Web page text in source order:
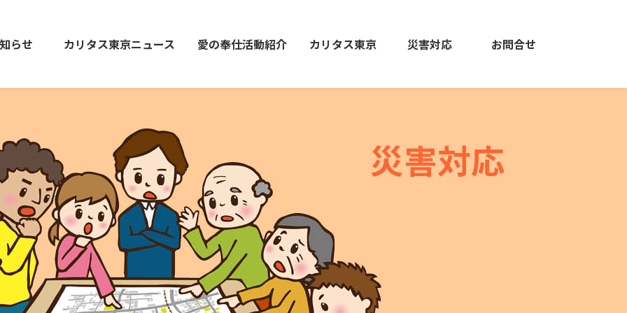
らせ カリタス東京ニュース 愛の奉仕活動紹介 カリタス東京 災害対応 お問合せ